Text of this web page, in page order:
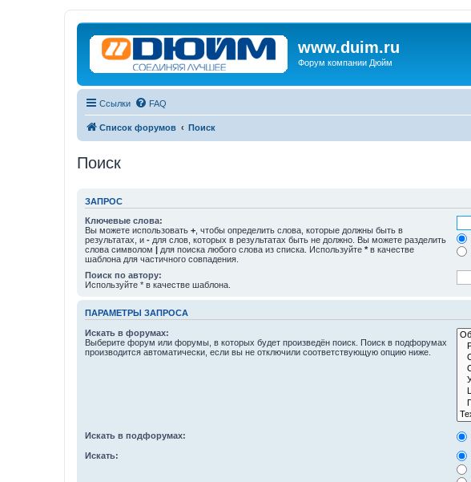
www.duim.ru
Форум компании Дюйм
Ссылки FAQ
Список форумов Поиск
Поиск
ЗАПРОС
Ключевые слова:
Вы можете использовать + , чтобы определить слова, которые должны быть в
результатах, и - для слов, которых в результатах быть не должно. Вы можете разделить
слова символом | для поиска любого слова из списка. Используйте * в качестве
шаблона для частичного совпадения.
Поиск по автору:
Используйте * в качестве шаблона.
ПАРАМЕТРЫ ЗАПРОСА
Искать в форумах:
Выберите форум или форумы, в которых будет произведён поиск. Поиск в подфорумах
производится автоматически, если вы не отключили соответствующую опцию ниже.
Искать в подфорумах:
Искать: